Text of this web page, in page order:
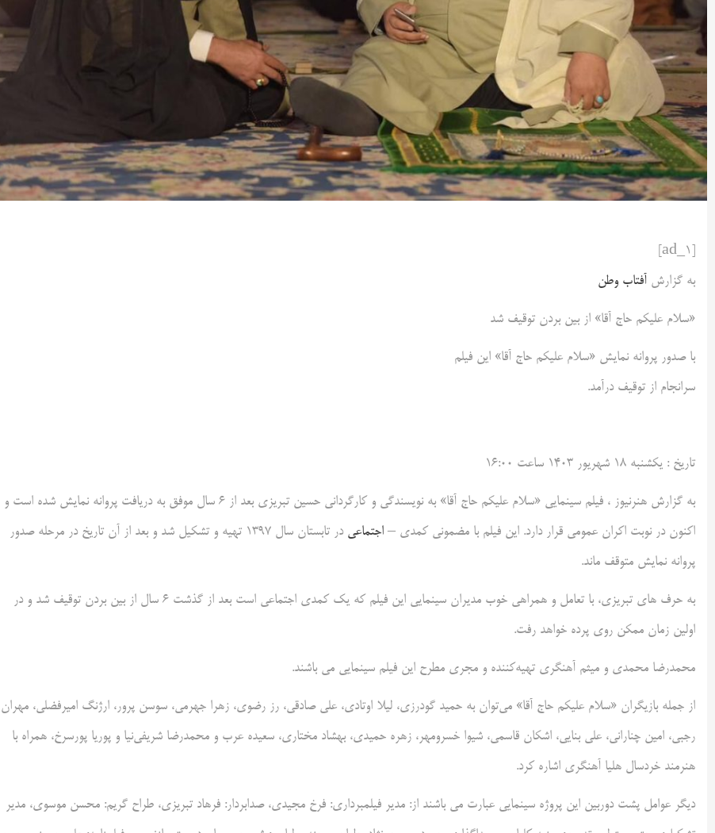
به گزارش آفتاب وطن
«سلام علیکم حاج آقا» از بین بردن توقیف شد
با صدور پروانه نمایش «سلام علیکم حاج آقا» این فیلم
سرانجام از توقیف درآمد.
تاريخ : يکشنبه ۱۸ شهريور ۱۴۰۳ ساعت ۱۶:۰۰
به گزارش هنرنيوز ، فیلم سینمایی «سلام علیکم حاج آقا» به نویسندگی و کارگردانی حسین تبریزی بعد از ۶ سال موفق به دریافت پروانه نمایش شده است و
اکنون در نوبت اکران عمومی قرار دارد. این فیلم با مضمونی کمدی – اجتماعی
در تابستان سال ۱۳۹۷ تهیه و تشکیل شد و بعد از آن تاریخ در مرحله صدور
پروانه نمایش متوقف ماند.
به حرف های تبریزی، با تعامل و همراهی خوب مدیران سینمایی این فیلم که یک کمدی اجتماعی است بعد از گذشت ۶ سال از بین بردن توقیف شد و در
اولین زمان ممکن روی پرده خواهد رفت.
محمدرضا محمدی و میثم آهنگری تهیه‌کننده و مجری مطرح این فیلم سینمایی می باشند.
از جمله بازیگران «سلام علیکم حاج آقا» می‌توان به حمید گودرزی، لیلا اوتادی، علی صادقی، رز رضوی، زهرا جهرمی، سوسن پرور، ارژنگ امیرفضلی، مهران
رجبی، امین چنارانی، علی بنایی، اشکان قاسمی، شیوا خسرومهر، زهره حمیدی، بهشاد مختاری، سعیده عرب و محمدرضا شریفی‌نیا و پوریا پورسرخ، همراه با
هنرمند خردسال هلیا آهنگری اشاره کرد.
دیگر عوامل پشت دوربین این پروژه سینمایی عبارت می باشند از: مدیر فیلمبرداری: فرخ مجیدی، صدابردار: فرهاد تبریزی، طراح گریم: محسن موسوی، مدیر